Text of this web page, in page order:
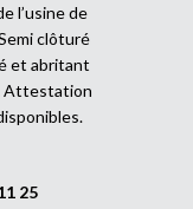
l’usine de
clôturé
et abritant
Attestation
25